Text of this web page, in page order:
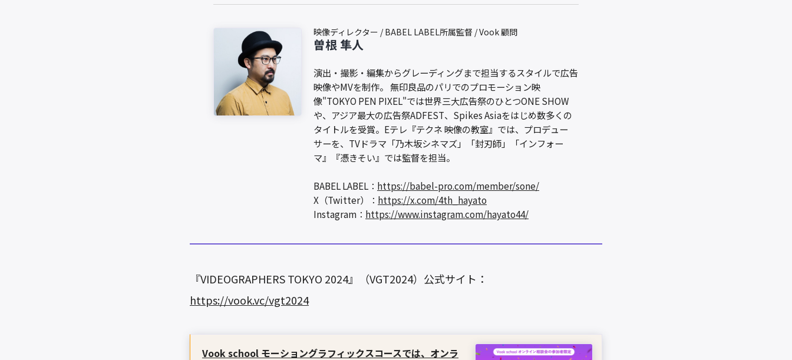
映像ディレクター / BABEL LABEL所属監督 / Vook 顧問
曽根 隼人
演出・撮影・編集からグレーディングまで担当するスタイルで広告
映像やMVを制作。 無印良品のパリでのプロモーション映
像"TOKYO PEN PIXEL"では世界三大広告祭のひとつONE SHOW
や、アジア最大の広告祭ADFEST、Spikes Asiaをはじめ数多くの
タイトルを受賞。Eテレ『テクネ 映像の教室』では、プロデュー
サーを、TVドラマ「乃木坂シネマズ」「封刃師」「インフォー
マ』『憑きそい』では監督を担当。
BABEL LABEL： https://babel-pro.com/member/sone/
X（Twitter）： https://x.com/4th_hayato
Instagram： https://www.instagram.com/hayato44/
『VIDEOGRAPHERS TOKYO 2024』（VGT2024）公式サイト：
https://vook.vc/vgt2024
Vook school モーショングラフィックスコースでは、オンラ